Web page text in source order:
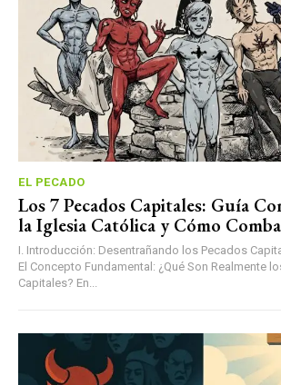
EL PECADO
Los 7 Pecados Capitales: Guía
la Iglesia Católica y Cómo
I. Introducción: Desentrañando los Pecados
El Concepto Fundamental: ¿Qué Son Realmente
Capitales? En...